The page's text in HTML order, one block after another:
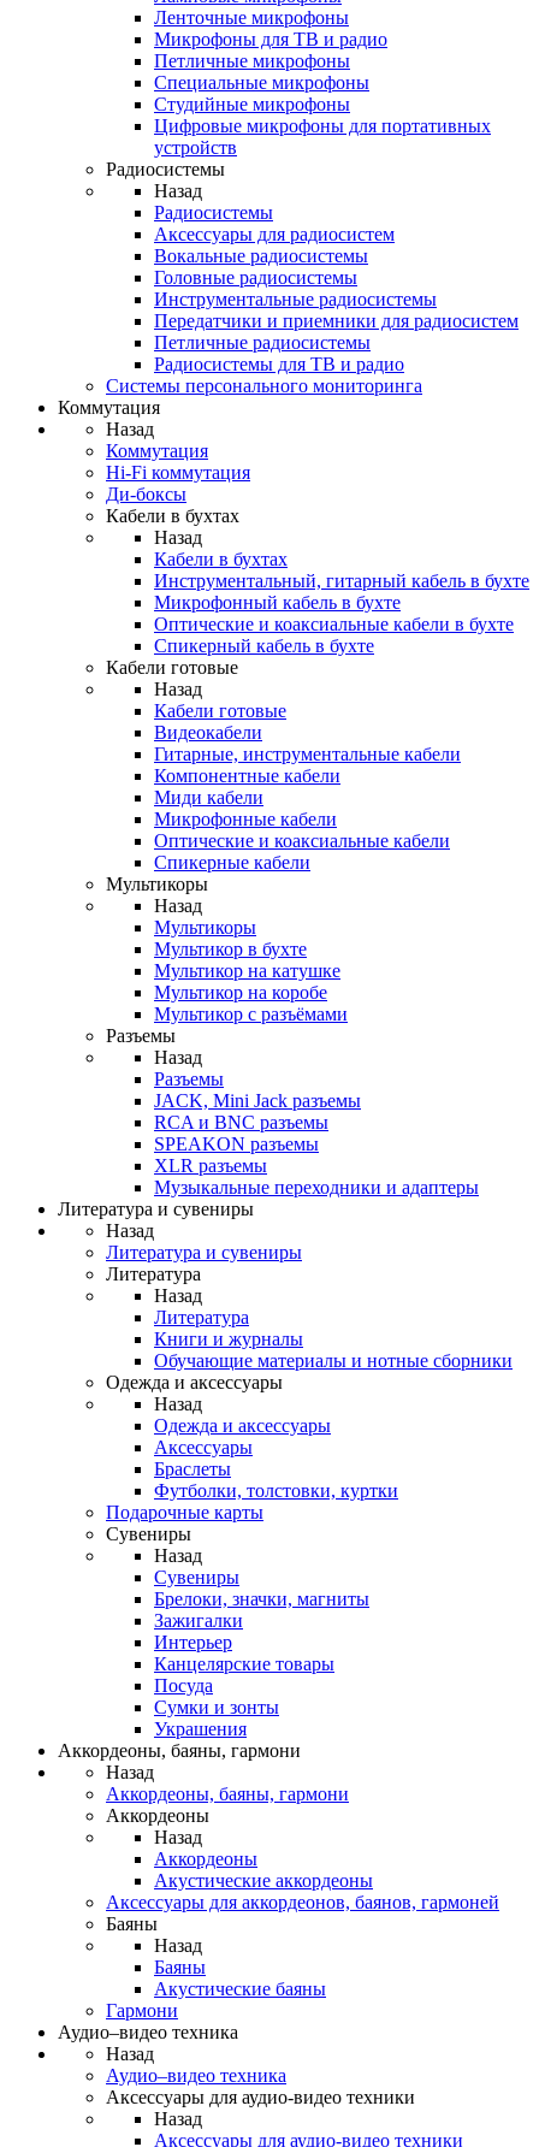
Ленточные микрофоны
Микрофоны для ТВ и радио
Петличные микрофоны
Специальные микрофоны
Студийные микрофоны
Цифровые микрофоны для портативных
устройств
Радиосистемы
Назад
Радиосистемы
Аксессуары для радиосистем
Вокальные радиосистемы
Головные радиосистемы
Инструментальные радиосистемы
Передатчики и приемники для радиосистем
Петличные радиосистемы
Радиосистемы для ТВ и радио
Системы персонального мониторинга
Коммутация
Назад
Коммутация
Hi-Fi коммутация
Ди-боксы
Кабели в бухтах
Назад
Кабели в бухтах
Инструментальный, гитарный кабель в бухте
Микрофонный кабель в бухте
Оптические и коаксиальные кабели в бухте
Спикерный кабель в бухте
Кабели готовые
Назад
Кабели готовые
Видеокабели
Гитарные, инструментальные кабели
Компонентные кабели
Миди кабели
Микрофонные кабели
Оптические и коаксиальные кабели
Спикерные кабели
Мультикоры
Назад
Мультикоры
Мультикор в бухте
Мультикор на катушке
Мультикор на коробе
Мультикор с разъёмами
Разъемы
Назад
Разъемы
JACK, Mini Jack разъемы
RCA и BNC разъемы
SPEAKON разъемы
XLR разъемы
Музыкальные переходники и адаптеры
Литература и сувениры
Назад
Литература и сувениры
Литература
Назад
Литература
Книги и журналы
Обучающие материалы и нотные сборники
Одежда и аксессуары
Назад
Одежда и аксессуары
Аксессуары
Браслеты
Футболки, толстовки, куртки
Подарочные карты
Сувениры
Назад
Сувениры
Брелоки, значки, магниты
Зажигалки
Интерьер
Канцелярские товары
Посуда
Сумки и зонты
Украшения
Аккордеоны, баяны, гармони
Назад
Аккордеоны, баяны, гармони
Аккордеоны
Назад
Аккордеоны
Акустические аккордеоны
Аксессуары для аккордеонов, баянов, гармоней
Баяны
Назад
Баяны
Акустические баяны
Гармони
Аудио–видео техника
Назад
Аудио–видео техника
Аксессуары для аудио-видео техники
Назад
Аксессуары для аудио-видео техники